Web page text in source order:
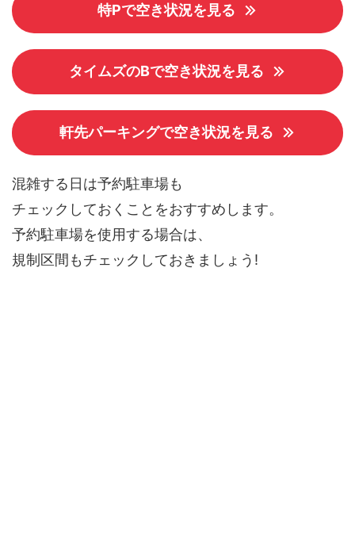
特Pで空き状況を見る
タイムズのBで空き状況を見る
軒先パーキングで空き状況を見る
混雑する日は予約駐車場も
チェックしておくことをおすすめします。
予約駐車場を使用する場合は、
規制区間もチェックしておきましょう!